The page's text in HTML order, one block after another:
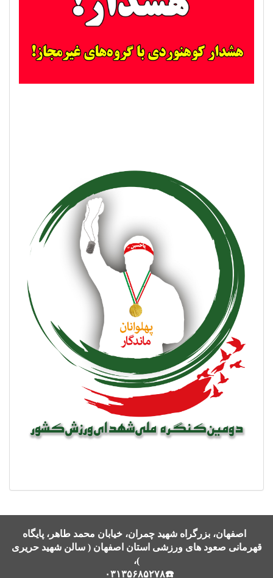
اصفهان، بزرگراه شهید چمران، خیابان محمد طاهر، پایگاه
قهرمانی صعود های ورزشی استان اصفهان ( سالن شهید حریری
)،
☎️۰۳۱۳۵۶۸۵۲۷۸